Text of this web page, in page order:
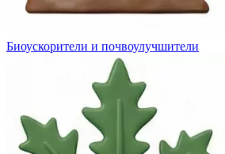
Биоускорители и почвоулучшители